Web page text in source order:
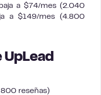
a $74/mes (2.040
a $149/mes (4.800
UpLead
800 reseñas)